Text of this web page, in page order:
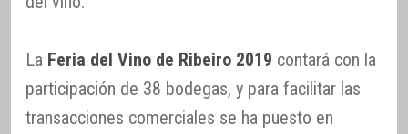
La Feria del Vino de Ribeiro 2019 contará con la
participación de 38 bodegas, y para facilitar las
transacciones comerciales se ha puesto en